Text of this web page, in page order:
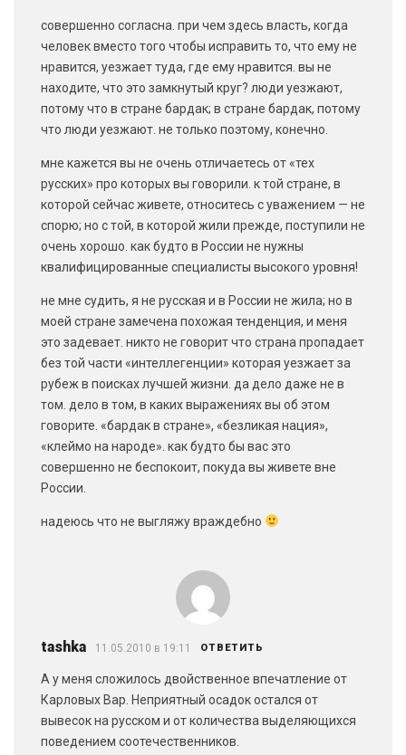
совершенно согласна. при чем здесь власть, когда
человек вместо того чтобы исправить то, что ему не
нравится, уезжает туда, где ему нравится. вы не
находите, что это замкнутый круг? люди уезжают,
потому что в стране бардак; в стране бардак, потому
что люди уезжают. не только поэтому, конечно.
мне кажется вы не очень отличаетесь от «тех
русских» про которых вы говорили. к той стране, в
которой сейчас живете, относитесь с уважением — не
спорю; но с той, в которой жили прежде, поступили не
очень хорошо. как будто в России не нужны
квалифицированные специалисты высокого уровня!
не мне судить, я не русская и в России не жила; но в
моей стране замечена похожая тенденция, и меня
это задевает. никто не говорит что страна пропадает
без той части «интеллегенции» которая уезжает за
рубеж в поисках лучшей жизни. да дело даже не в
том. дело в том, в каких выражениях вы об этом
говорите. «бардак в стране», «безликая нация»,
«клеймо на народе». как будто бы вас это
совершенно не беспокоит, покуда вы живете вне
России.
надеюсь что не выгляжу враждебно
tashka 11.05.2010 в 19:11 ОТВЕТИТЬ
А у меня сложилось двойственное впечатление от
Карловых Вар. Неприятный осадок остался от
вывесок на русском и от количества выделяющихся
поведением соотечественников.